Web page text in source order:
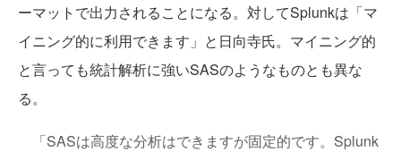
ーマットで出力されることになる。対してSplunkは「マ
イニング的に利用できます」と日向寺氏。マイニング的
と言っても統計解析に強いSASのようなものとも異な
る。
「SASは高度な分析はできますが固定的です。Splunk